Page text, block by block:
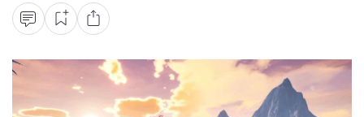
Ошибки
Руководства